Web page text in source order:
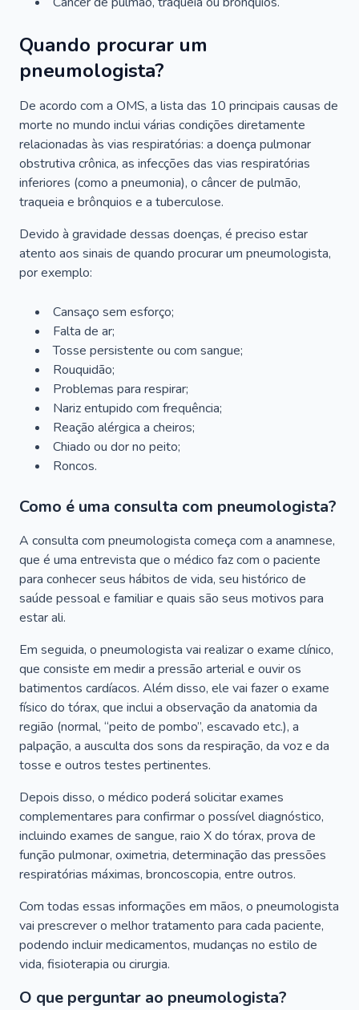
Quando procurar um
pneumologista?
De acordo com a OMS, a lista das 10 principais causas de
morte no mundo inclui várias condições diretamente
relacionadas às vias respiratórias: a doença pulmonar
obstrutiva crônica, as infecções das vias respiratórias
inferiores (como a pneumonia), o câncer de pulmão,
traqueia e brônquios e a tuberculose.
Devido à gravidade dessas doenças, é preciso estar
atento aos sinais de quando procurar um pneumologista,
por exemplo:
Cansaço sem esforço;
Falta de ar;
Tosse persistente ou com sangue;
Rouquidão;
Problemas para respirar;
Nariz entupido com frequência;
Reação alérgica a cheiros;
Chiado ou dor no peito;
Roncos.
Como é uma consulta com pneumologista?
A consulta com pneumologista começa com a anamnese,
que é uma entrevista que o médico faz com o paciente
para conhecer seus hábitos de vida, seu histórico de
saúde pessoal e familiar e quais são seus motivos para
estar ali.
Em seguida, o pneumologista vai realizar o exame clínico,
que consiste em medir a pressão arterial e ouvir os
batimentos cardíacos. Além disso, ele vai fazer o exame
físico do tórax, que inclui a observação da anatomia da
região (normal, “peito de pombo”, escavado etc.), a
palpação, a ausculta dos sons da respiração, da voz e da
tosse e outros testes pertinentes.
Depois disso, o médico poderá solicitar exames
complementares para confirmar o possível diagnóstico,
incluindo exames de sangue, raio X do tórax, prova de
função pulmonar, oximetria, determinação das pressões
respiratórias máximas, broncoscopia, entre outros.
Com todas essas informações em mãos, o pneumologista
vai prescrever o melhor tratamento para cada paciente,
podendo incluir medicamentos, mudanças no estilo de
vida, fisioterapia ou cirurgia.
O que perguntar ao pneumologista?